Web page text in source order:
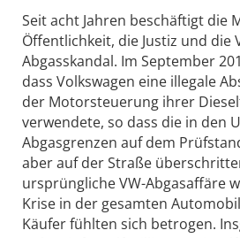
Seit acht Jahren beschäftigt die
Öffentlichkeit, die Justiz und die
Abgasskandal. Im September
dass Volkswagen eine illegale
der Motorsteuerung ihrer
verwendete, so dass die in den
Abgasgrenzen auf dem
aber auf der Straße
ursprüngliche VW-Abgasaffäre
Krise in der gesamten
Käufer fühlten sich betrogen.